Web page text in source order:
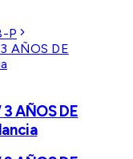
P
AÑOS DE